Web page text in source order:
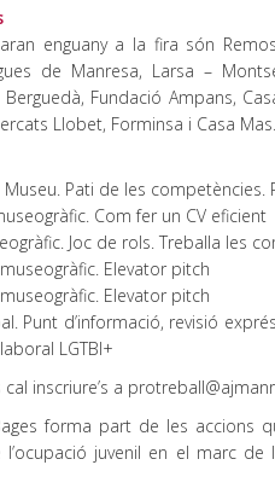
enguany a la fira són
de Manresa, Larsa –
Berguedà, Fundació Ampans,
Llobet, Forminsa i Casa Mas.
Museu. Pati de les
Com fer un CV eficient
Joc de rols. Treballa les
Elevator pitch
Elevator pitch
Punt d’informació, revisió
LGTBI+
inscriure’s a
forma part de les
l’ocupació juvenil en el marc